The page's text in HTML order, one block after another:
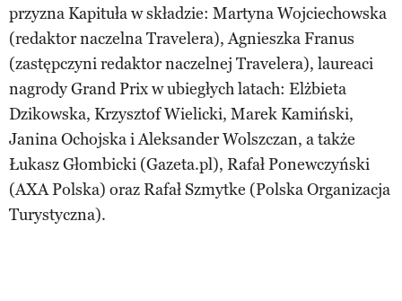
przyzna Kapituła w składzie: Martyna Wojciechowska
(redaktor naczelna Travelera), Agnieszka Franus
(zastępczyni redaktor naczelnej Travelera), laureaci
nagrody Grand Prix w ubiegłych latach: Elżbieta
Dzikowska, Krzysztof Wielicki, Marek Kamiński,
Janina Ochojska i Aleksander Wolszczan, a także
Łukasz Głombicki (Gazeta.pl), Rafał Ponewczyński
(AXA Polska) oraz Rafał Szmytke (Polska Organizacja
Turystyczna).